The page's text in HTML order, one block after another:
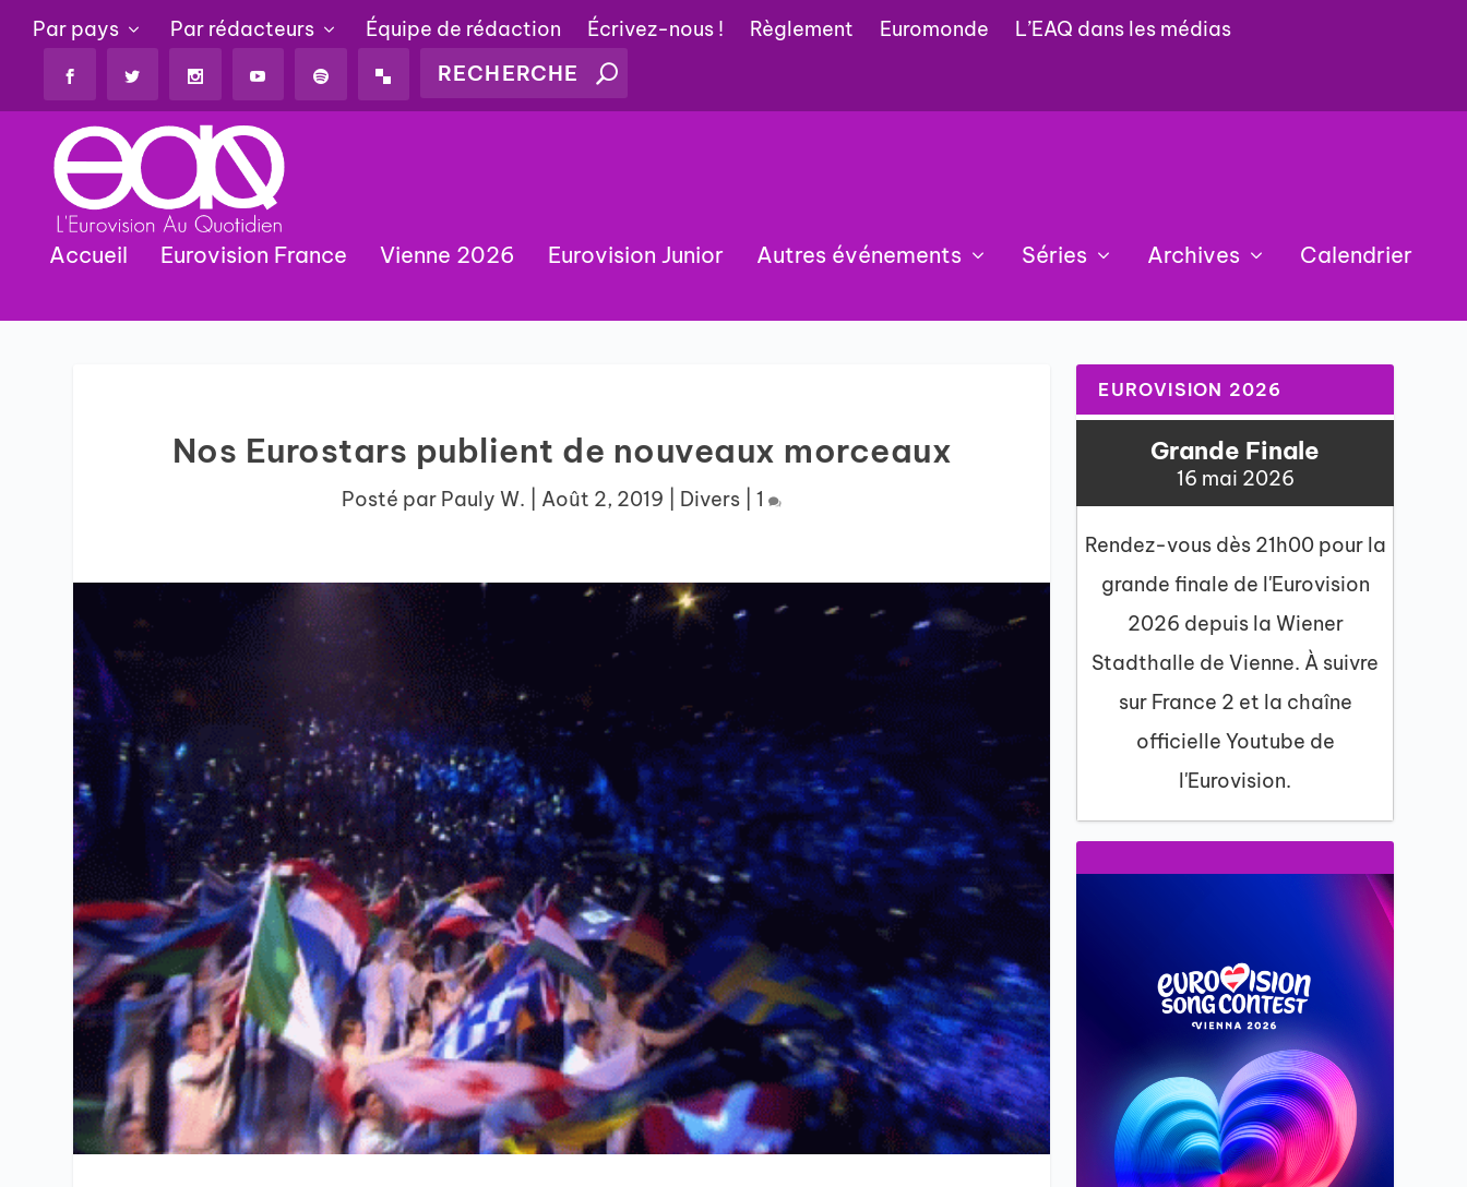
Par pays Par rédacteurs Équipe de rédaction Écrivez-nous ! Règlement Euromonde L’EAQ dans les médias
Accueil Eurovision France Vienne 2026 Eurovision Junior Autres événements Séries Archives Calendrier
Nos Eurostars publient de nouveaux morceaux
Posté par Pauly W. Août 2, 2019 Divers |1
EUROVISION 2026
Grande Finale
16 mai 2026
Rendez-vous dès 21h00 pour la
grande finale de l'Eurovision
2026 depuis la Wiener
Stadthalle de Vienne. À suivre
sur France 2 et la chaîne
officielle Youtube de
l'Eurovision.